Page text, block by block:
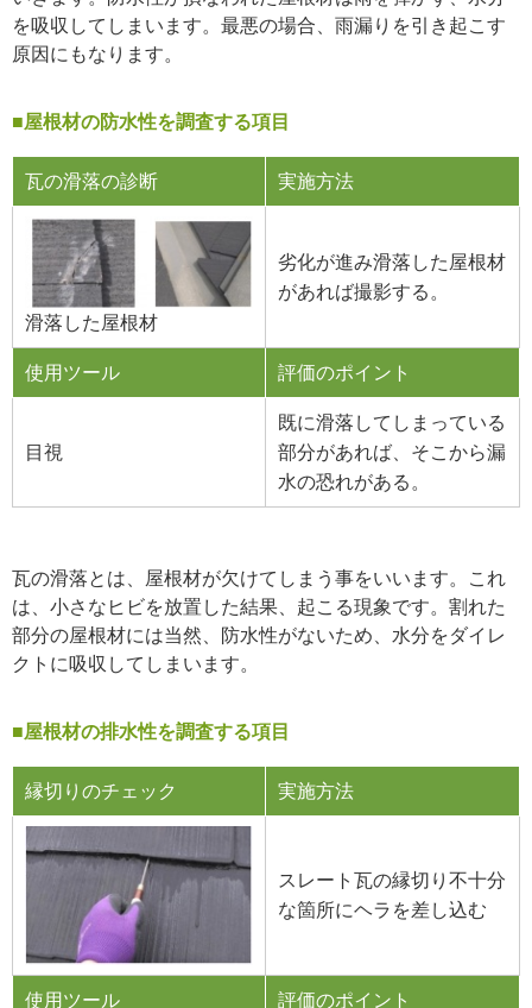
を吸収してしまいます。最悪の場合、雨漏りを引き起こす
原因にもなります。
■屋根材の防水性を調査する項目
瓦の滑落の診断 実施方法
滑落した屋根材
劣化が進み滑落した屋根材
があれば撮影する。
使用ツール 評価のポイント
目視
既に滑落してしまっている
部分があれば、そこから漏
水の恐れがある。
瓦の滑落とは、屋根材が欠けてしまう事をいいます。これ
は、小さなヒビを放置した結果、起こる現象です。割れた
部分の屋根材には当然、防水性がないため、水分をダイレ
クトに吸収してしまいます。
■屋根材の排水性を調査する項目
縁切りのチェック 実施方法
スレート瓦の縁切り不十分
な箇所にヘラを差し込む
使用ツール 評価のポイント